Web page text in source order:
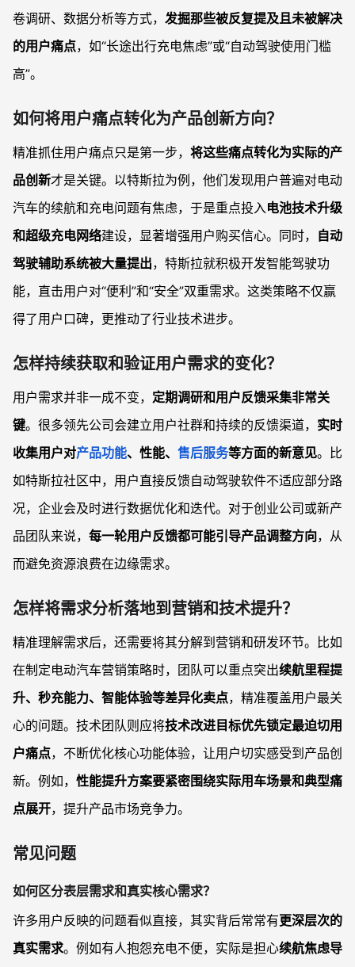
卷调研、数据分析等方式， 发掘那些被反复提及且未被解决
的用户痛点，如“长途出行充电焦虑”或“自动驾驶使用门槛
高”。
如何将用户痛点转化为产品创新方向？
精准抓住用户痛点只是第一步， 将这些痛点转化为实际的产
品创新才是关键。以特斯拉为例，他们发现用户普遍对电动
汽车的续航和充电问题有焦虑，于是重点投入电池技术升级
和超级充电网络建设，显著增强用户购买信心。同时， 自动
驾驶辅助系统被大量提出，特斯拉就积极开发智能驾驶功
能，直击用户对“便利”和“安全”双重需求。这类策略不仅赢
得了用户口碑，更推动了行业技术进步。
怎样持续获取和验证用户需求的变化？
用户需求并非一成不变， 定期调研和用户反馈采集非常关
键。很多领先公司会建立用户社群和持续的反馈渠道， 实时
收集用户对产品功能、性能、 售后服务等方面的新意见。比
如特斯拉社区中，用户直接反馈自动驾驶软件不适应部分路
况，企业会及时进行数据优化和迭代。对于创业公司或新产
品团队来说， 每一轮用户反馈都可能引导产品调整方向，从
而避免资源浪费在边缘需求。
怎样将需求分析落地到营销和技术提升？
精准理解需求后，还需要将其分解到营销和研发环节。比如
在制定电动汽车营销策略时，团队可以重点突出续航里程提
升、秒充能力、智能体验等差异化卖点，精准覆盖用户最关
心的问题。技术团队则应将技术改进目标优先锁定最迫切用
户痛点，不断优化核心功能体验，让用户切实感受到产品创
新。例如， 性能提升方案要紧密围绕实际用车场景和典型痛
点展开，提升产品市场竞争力。
常见问题
如何区分表层需求和真实核心需求？
许多用户反映的问题看似直接，其实背后常常有更深层次的
真实需求。例如有人抱怨充电不便，实际是担心续航焦虑导